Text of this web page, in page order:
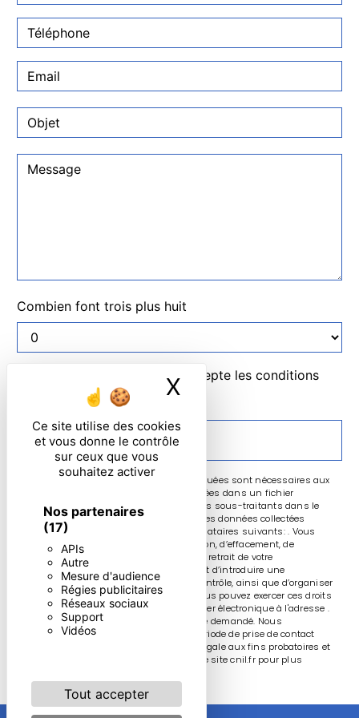
Ce site utilise des cookies
et vous donne le contrôle
sur ceux que vous
souhaitez activer
Nos partenaires
(17)
APIs
Autre
Mesure d'audience
Régies publicitaires
Réseaux sociaux
Support
Vidéos
Tout accepter
X Masquer le
Combien font trois plus huit
En cochant cette case, j'accepte les conditions
particulières ci-dessous **
ENVOYER
** Les données personnelles communiquées sont nécessaires aux
fins de vous contacter et sont enregistrées dans un fichier
informatisé. Elles sont destinées à et ses sous-traitants dans le
seul but de répondre à votre message. Les données collectées
seront communiquées aux seuls destinataires suivants: . Vous
disposez de droits d’accès, de rectification, d’effacement, de
portabilité, de limitation, d’opposition, de retrait de votre
consentement à tout moment et du droit d’introduire une
réclamation auprès d’une autorité de contrôle, ainsi que d’organiser
le sort de vos données post-mortem. Vous pouvez exercer ces droits
par voie postale à l'adresse ou par courrier électronique à l'adresse .
Un justificatif d'identité pourra vous être demandé. Nous
conservons vos données pendant la période de prise de contact
puis pendant la durée de prescription légale aux fins probatoires et
de gestion des contentieux. Consultez le site cnil.fr pour plus